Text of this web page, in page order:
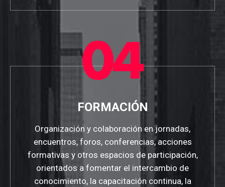
FORMACIÓN
Organización y colaboración en jornadas,
encuentros, foros, conferencias, acciones
formativas y otros espacios de participación,
orientados a fomentar el intercambio de
conocimiento, la capacitación continua, la